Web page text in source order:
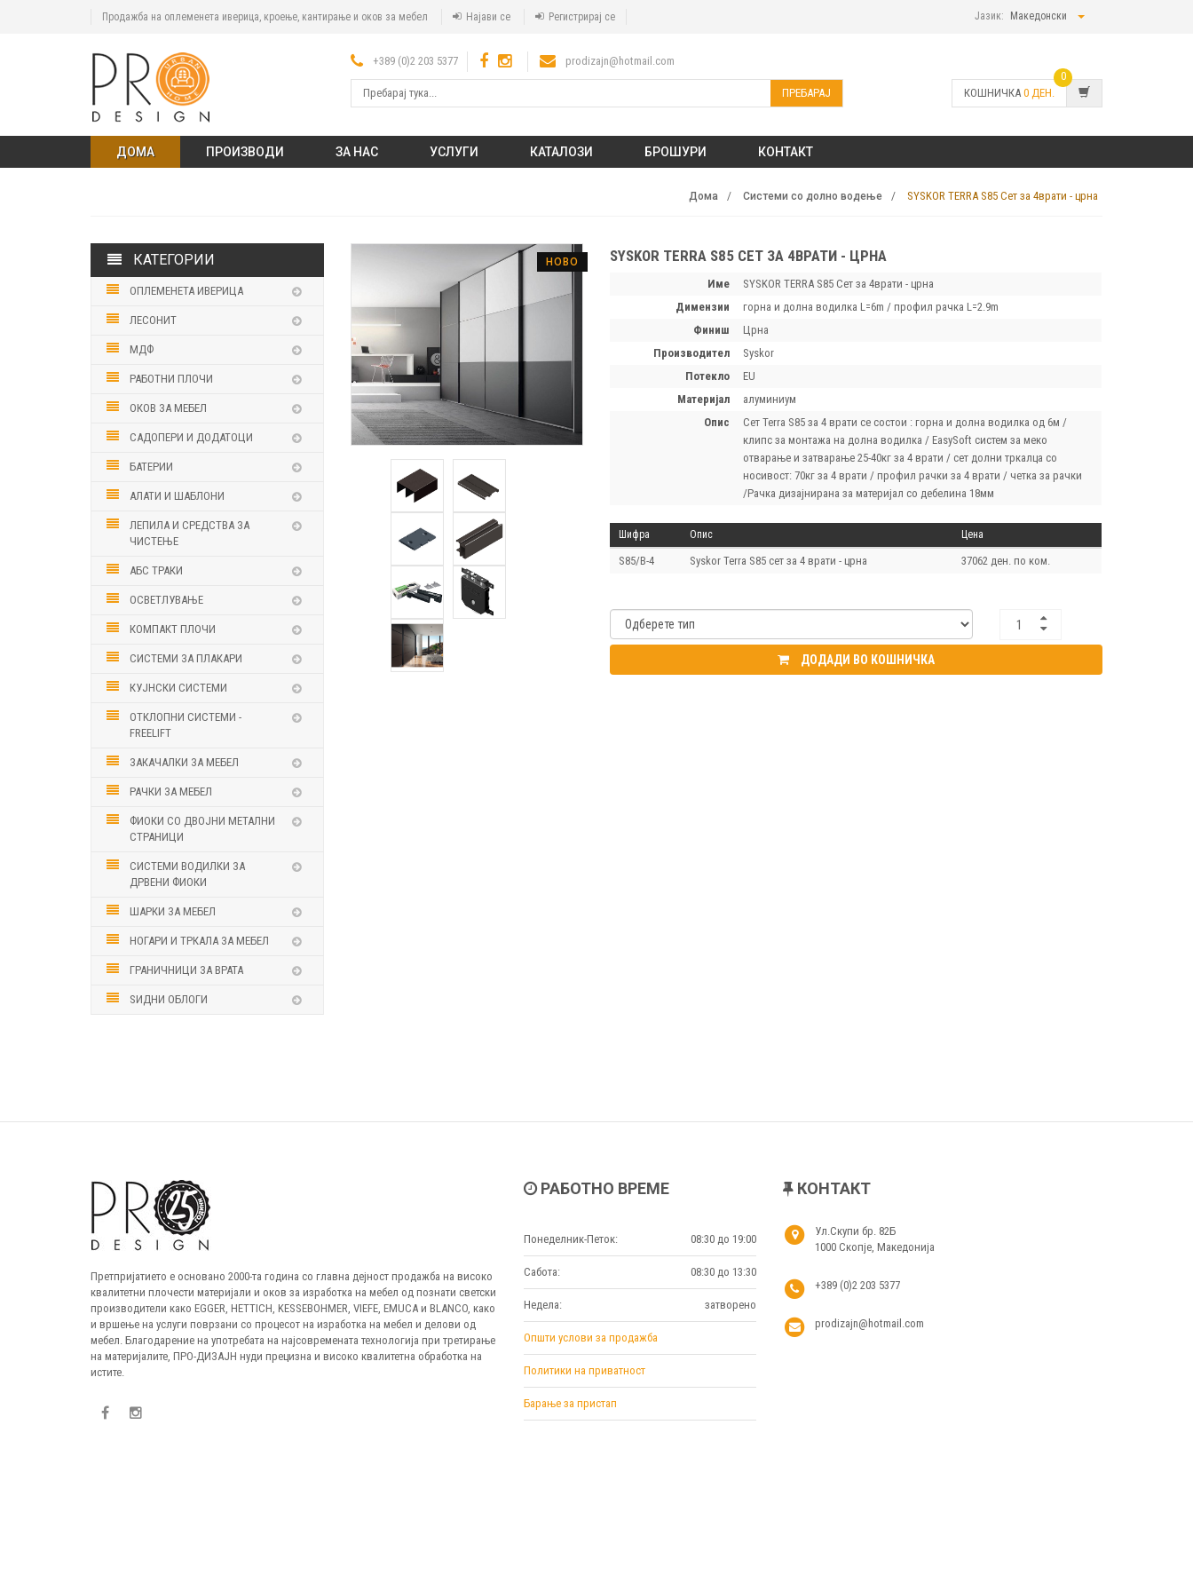
Продажба на оплеменета иверица, кроење, кантирање и оков за мебел Најави се Регистрирај се Јазик: Македонски
+389 (0)2 203 5377 prodizajn@hotmail.com
ПРЕБАРАЈ КОШНИЧКА 0 ДЕН.
0
ДОМА ПРОИЗВОДИ ЗА НАС УСЛУГИ КАТАЛОЗИ БРОШУРИ КОНТАКТ
Дома Системи со долно водење SYSKOR TERRA S85 Сет за 4врати - црна
КАТЕГОРИИ
ОПЛЕМЕНЕТА ИВЕРИЦА
ЛЕСОНИТ
МДФ
РАБОТНИ ПЛОЧИ
ОКОВ ЗА МЕБЕЛ
САДОПЕРИ И ДОДАТОЦИ
БАТЕРИИ
АЛАТИ И ШАБЛОНИ
ЛЕПИЛА И СРЕДСТВА ЗА
ЧИСТЕЊЕ
АБС ТРАКИ
ОСВЕТЛУВАЊЕ
КОМПАКТ ПЛОЧИ
СИСТЕМИ ЗА ПЛАКАРИ
КУЈНСКИ СИСТЕМИ
ОТКЛОПНИ СИСТЕМИ -
FREELIFT
ЗАКАЧАЛКИ ЗА МЕБЕЛ
РАЧКИ ЗА МЕБЕЛ
ФИОКИ СО ДВОЈНИ МЕТАЛНИ
СТРАНИЦИ
СИСТЕМИ ВОДИЛКИ ЗА
ДРВЕНИ ФИОКИ
ШАРКИ ЗА МЕБЕЛ
НОГАРИ И ТРКАЛА ЗА МЕБЕЛ
ГРАНИЧНИЦИ ЗА ВРАТА
ЅИДНИ ОБЛОГИ
НОВО SYSKOR TERRA S85 СЕТ ЗА 4ВРАТИ - ЦРНА
Име
SYSKOR TERRA S85 Сет за 4врати - црна
димензии
горна и долна водилка L=6m / профил рачка L=2.9m
финиш
Црна
производител
Syskor
потекло
EU
материјал
алуминиум
опис
Сет Terra S85 за 4 врати се состои : горна и долна водилка од 6м /
клипс за монтажа на долна водилка / EasySoft систем за меко
отварање и затварање 25-40кг за 4 врати / сет долни тркалца со
носивост: 70кг за 4 врати / профил рачки за 4 врати / четка за рачки
/Рачка дизајнирана за материјал со дебелина 18мм
Шифра Опис Цена
S85/B-4 Syskor Terra S85 сет за 4 врати - црна 37062 ден. по ком.
ДОДАДИ ВО КОШНИЧКА
Претпријатието е основано 2000-та година со главна дејност продажба на високо
квалитетни плочести материјали и оков за изработка на мебел од познати светски
производители како EGGER, HETTICH, KESSEBOHMER, VIEFE, EMUCA и BLANCO, како
и вршење на услуги поврзани со процесот на изработка на мебел и делови од
мебел. Благодарение на употребата на најсовремената технологија при третирање
на материјалите, ПРО-ДИЗАЈН нуди прецизна и високо квалитетна обработка на
истите.
РАБОТНО ВРЕМЕ
Понеделник-Петок: 08:30 до 19:00
Сабота: 08:30 до 13:30
Недела: затворено
Општи услови за продажба
Политики на приватност
Барање за пристап
КОНТАКТ
Ул.Скупи бр. 82Б
1000 Скопје, Македонија
+389 (0)2 203 5377
prodizajn@hotmail.com